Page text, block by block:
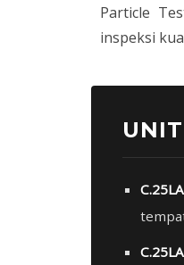
Particle
inspeksi